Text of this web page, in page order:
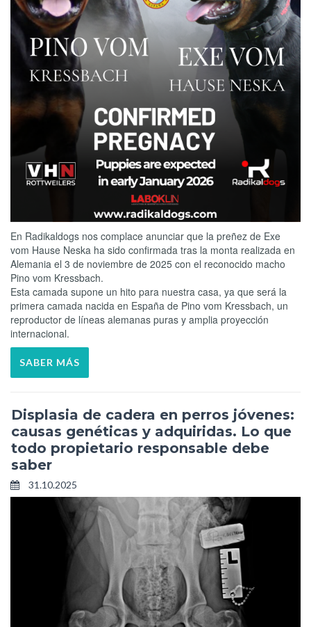
En Radikaldogs nos complace anunciar que la preñez de Exe
vom Hause Neska ha sido confirmada tras la monta realizada en
Alemania el 3 de noviembre de 2025 con el reconocido macho
Pino vom Kressbach.
Esta camada supone un hito para nuestra casa, ya que será la
primera camada nacida en España de Pino vom Kressbach, un
reproductor de líneas alemanas puras y amplia proyección
internacional.
SABER MÁS
Displasia de cadera en perros jóvenes:
causas genéticas y adquiridas. Lo que
todo propietario responsable debe
saber
31.10.2025